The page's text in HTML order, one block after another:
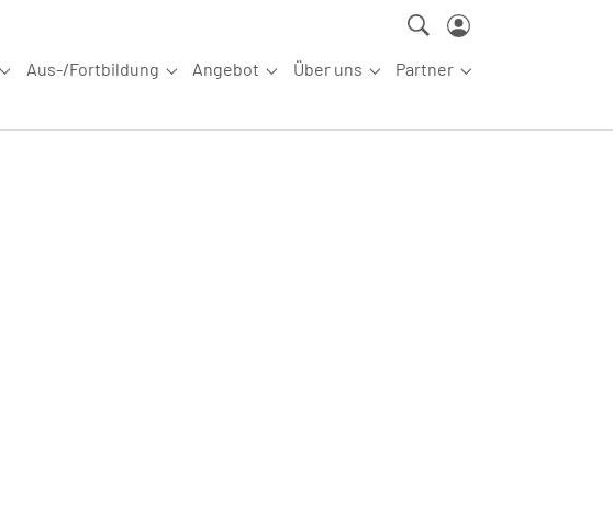
Submenu for "Wettkampfsport"
Aus-/Fortbildung
Submenu for "Aus-/Fortbildung"
Angebot
Submenu for "Angebot"
Über uns
Submenu for "Über uns"
Partner
Submenu for